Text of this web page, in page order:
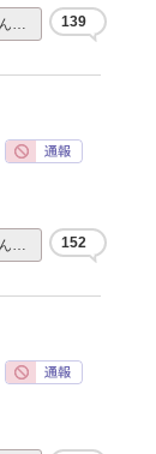
… 139
… 152